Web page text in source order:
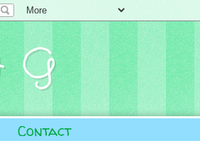
G
Contact